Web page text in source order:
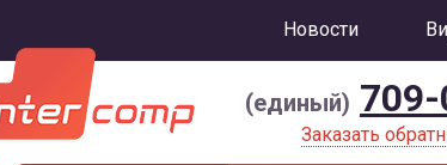
Новости
(единый)
Заказать